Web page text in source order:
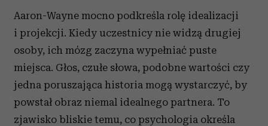
Aaron-Wayne mocno podkreśla rolę idealizacji
i projekcji. Kiedy uczestnicy nie widzą drugiej
osoby, ich mózg zaczyna wypełniać puste
miejsca. Głos, czułe słowa, podobne wartości czy
jedna poruszająca historia mogą wystarczyć, by
powstał obraz niemal idealnego partnera. To
zjawisko bliskie temu, co psychologia określa